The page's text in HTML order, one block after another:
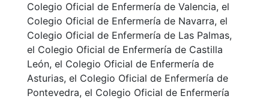
Colegio Oficial de Enfermería de Valencia, el
Colegio Oficial de Enfermería de Navarra, el
Colegio Oficial de Enfermería de Las Palmas,
el Colegio Oficial de Enfermería de Castilla
León, el Colegio Oficial de Enfermería de
Asturias, el Colegio Oficial de Enfermería de
Pontevedra, el Colegio Oficial de Enfermería